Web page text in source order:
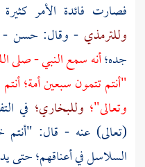
فصارت فائدة الأمر
وللترمذي - وقال: حسن
جده؛أنه سمع النبي - صلى
"أنتم تتمون سبعين أمة؛
وتعالى"؛ وللبخاري؛ في
(تعالى) عنه - قال: "أنتم
السلاسل في أعناقهم؛ حتى